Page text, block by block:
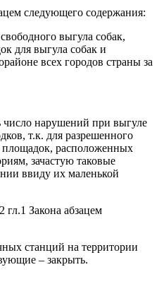
следующего содержания:
выгула собак,
для выгула собак и
всех городов страны за
число нарушений при выгуле
т.к. для разрешенного
площадок, расположенных
зачастую таковые
ввиду их маленькой
гл.1 Закона абзацем
станций на территории
– закрыть.